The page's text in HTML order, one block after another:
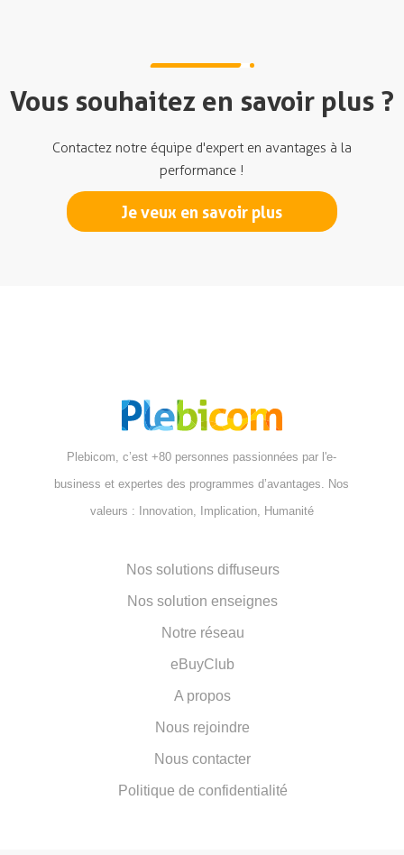
Vous souhaitez en savoir plus ?
Contactez notre équipe d'expert en avantages à la
performance !
Je veux en savoir plus
Plebicom, c’est +80 personnes passionnées par l'e-
business et expertes des programmes d’avantages. Nos
valeurs : Innovation, Implication, Humanité
Nos solutions diffuseurs
Nos solution enseignes
Notre réseau
eBuyClub
A propos
Nous rejoindre
Nous contacter
Politique de confidentialité